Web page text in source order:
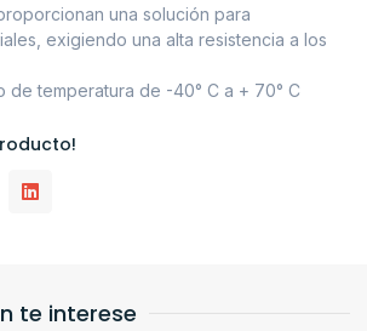
una solución para
exigiendo una alta resistencia a los
de temperatura de -40° C a + 70° C
te interese